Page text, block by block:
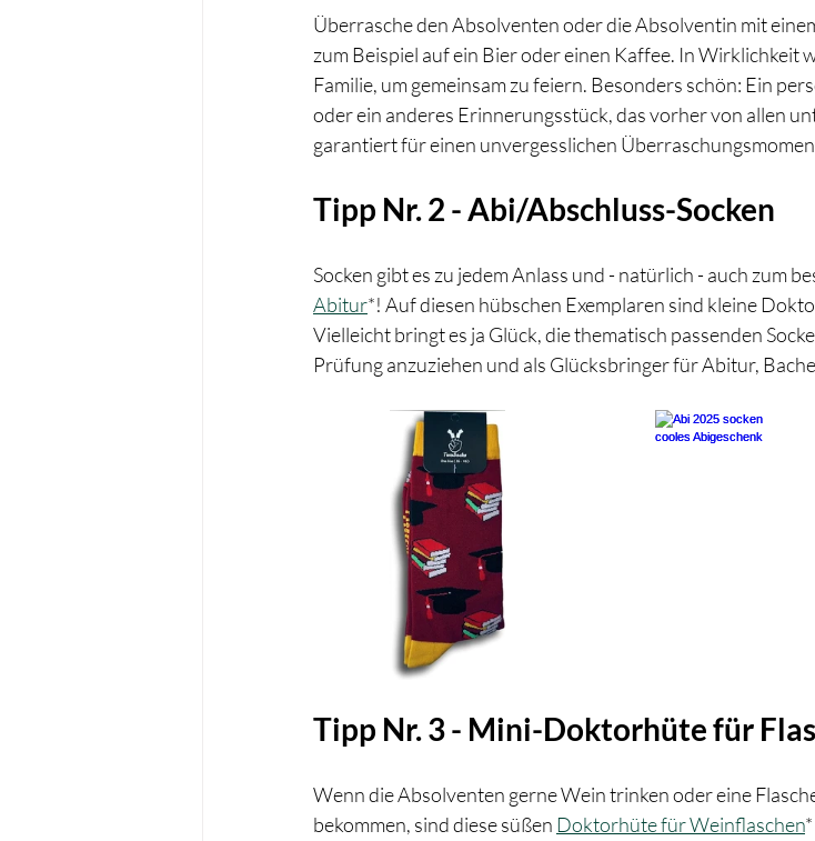
Überrasche den Absolventen oder die Absolventin mit
zum Beispiel auf ein Bier oder einen Kaffee. In Wirklichkeit
Familie, um gemeinsam zu feiern. Besonders schön: Ein
oder ein anderes Erinnerungsstück, das vorher von allen
garantiert für einen unvergesslichen
Tipp Nr. 2 - Abi/Abschluss-Socken
Socken gibt es zu jedem Anlass und - natürlich - auch zum
Abitur*! Auf diesen hübschen Exemplaren sind kleine
Vielleicht bringt es ja Glück, die thematisch passenden
Prüfung anzuziehen und als Glücksbringer für Abitur,
Tipp Nr. 3 - Mini-Doktorhüte für
Wenn die Absolventen gerne Wein trinken oder eine
bekommen, sind diese süßen Doktorhüte für Weinflaschen